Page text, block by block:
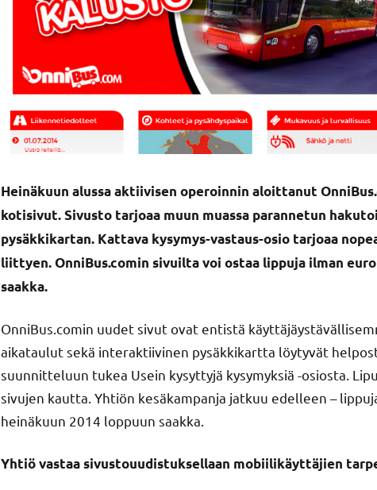
Heinäkuun alussa aktiivisen operoinnin aloittanut
kotisivut. Sivusto tarjoaa muun muassa parannetun
pysäkkikartan. Kattava kysymys-vastaus-osio tarjoaa
liittyen. OnniBus.comin sivuilta voi ostaa lippuja ilman
saakka.
OnniBus.comin uudet sivut ovat entistä
aikataulut sekä interaktiivinen pysäkkikartta löytyvät
suunnitteluun tukea Usein kysyttyjä kysymyksiä -osiosta.
sivujen kautta. Yhtiön kesäkampanja jatkuu edelleen –
heinäkuun 2014 loppuun saakka.
Yhtiö vastaa sivustouudistuksellaan mobiilikäyttäjien